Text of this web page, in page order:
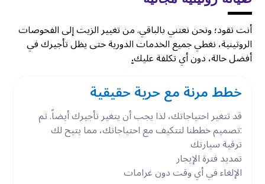
أنت تقود؛ ونحن نعتني بالباقي. من تغيير الزيت إلى الفحوصات
الروتينية، نغطي جميع الخدمات الدورية حتى يظل تأجيرك في
أفضل حالة، دون أي تكلفة عليك.
خطط مرنة مع حرية حقيقية
قد تتغير احتياجاتك، لذا يجب أن يتغير تأجيرك أيضاً. تم
تصميم خططنا لتتكيف مع احتياجاتك، مما يتيح لك:
ترقية سيارتك
تمديد فترة الإيجار
الإلغاء في أي وقت دون غرامات